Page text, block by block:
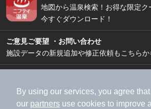
By using our services, you agree
our partners use cookies to improve
地図から温泉検索！お得な限定ク
今すぐダウンロード！
ご意見ご要望 ・お問い合わせ
施設データの新規追加や修正依頼もこちらか
加盟店募集（資料請求）
広告出
利用規約
ライフスタイル